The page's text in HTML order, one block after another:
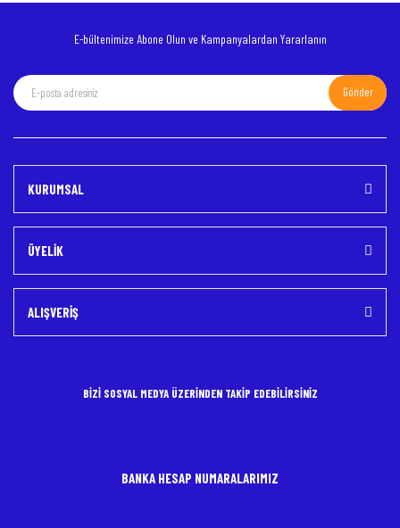
E-bültenimize Abone Olun ve Kampanyalardan Yararlanın
Gönder
KURUMSAL
ÜYELİK
ALIŞVERİŞ
BİZİ SOSYAL MEDYA ÜZERİNDEN TAKİP EDEBİLİRSİNİZ
BANKA HESAP NUMARALARIMIZ